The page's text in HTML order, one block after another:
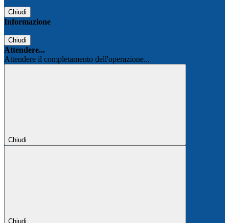
Chiudi
Informazione
Chiudi
Attendere...
Attendere il completamento dell'operazione...
Chiudi
Chiudi